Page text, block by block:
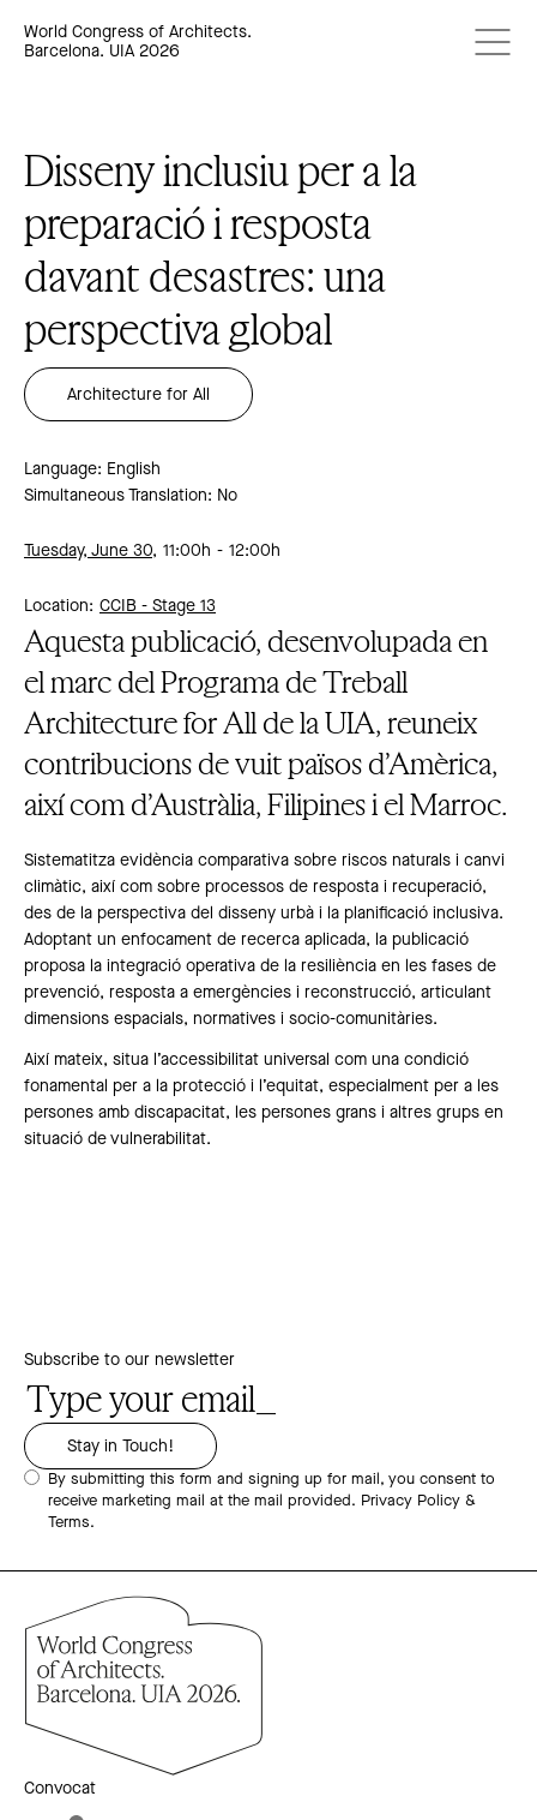
World Congress of Architects.
Barcelona. UIA 2026
Disseny inclusiu per a la
preparació i resposta
davant desastres: una
perspectiva global
Architecture for All
Language: English
Simultaneous Translation: No
Tuesday, June 30, 11:00h 12:00h
Location: CCIB - Stage 13
Aquesta publicació, desenvolupada en
el marc del Programa de Treball
Architecture for All de la UIA, reuneix
contribucions de vuit països d’Amèrica,
així com d’Austràlia, Filipines i el Marroc.
Sistematitza evidència comparativa sobre riscos naturals i canvi
climàtic, així com sobre processos de resposta i recuperació,
des de la perspectiva del disseny urbà i la planificació inclusiva.
Adoptant un enfocament de recerca aplicada, la publicació
proposa la integració operativa de la resiliència en les fases de
prevenció, resposta a emergències i reconstrucció, articulant
dimensions espacials, normatives i socio-comunitàries.
Així mateix, situa l’accessibilitat universal com una condició
fonamental per a la protecció i l’equitat, especialment per a les
persones amb discapacitat, les persones grans i altres grups en
situació de vulnerabilitat.
Subscribe to our newsletter
By submitting this form and signing up for mail, you consent to
receive marketing mail at the mail provided. Privacy Policy &
Terms.
Convocat